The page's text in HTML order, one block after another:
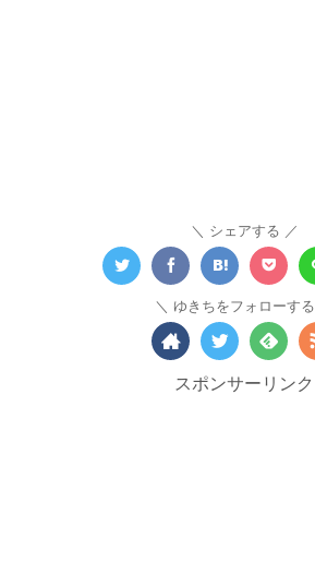
シェアする
ゆきちをフォローする
スポンサーリンク